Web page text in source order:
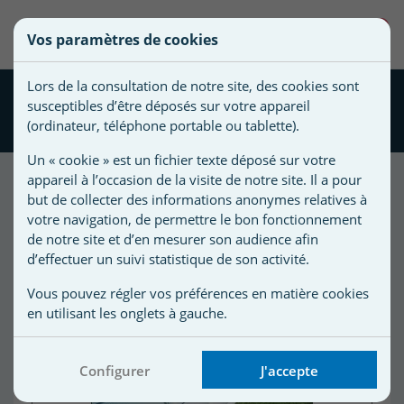
Tapis de sol feutrine pour
piscine ovale 810 x 470
Créer une nouvelle liste
une
liste
Nom de
d'envies
Vous
devez
être
connecté
pour
ajouter
des
produits
à
votre
liste
Vos paramètres de cookies
Lors de la consultation de notre site, des cookies sont
susceptibles d’être déposés sur votre appareil
(ordinateur, téléphone portable ou tablette).
Un « cookie » est un fichier texte déposé sur votre
appareil à l’occasion de la visite de notre site. Il a pour
but de collecter des informations anonymes relatives à
votre navigation, de permettre le bon fonctionnement
de notre site et d’en mesurer son audience afin
d’effectuer un suivi statistique de son activité.
Vous pouvez régler vos préférences en matière cookies
en utilisant les onglets à gauche.
Configurer J'accepte